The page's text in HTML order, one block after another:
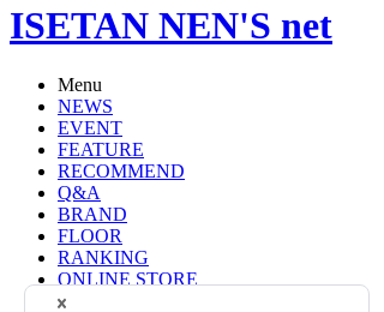
ISETAN NEN'S net
Menu
NEWS
EVENT
FEATURE
RECOMMEND
Q&A
BRAND
FLOOR
RANKING
ONLINE STORE
SERVICE